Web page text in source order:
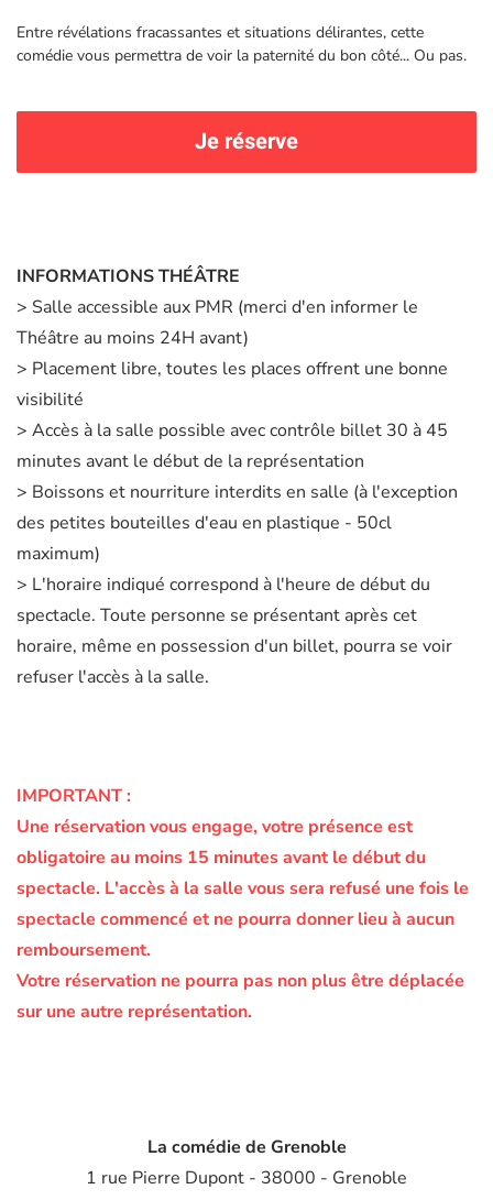
Entre révélations fracassantes et situations délirantes, cette
comédie vous permettra de voir la paternité du bon côté... Ou pas.
Je réserve
INFORMATIONS THÉÂTRE
> Salle accessible aux PMR (merci d'en informer le
Théâtre au moins 24H avant)
> Placement libre, toutes les places offrent une bonne
visibilité
> Accès à la salle possible avec contrôle billet 30 à 45
minutes avant le début de la représentation
> Boissons et nourriture interdits en salle (à l'exception
des petites bouteilles d'eau en plastique - 50cl
maximum)
> L'horaire indiqué correspond à l'heure de début du
spectacle. Toute personne se présentant après cet
horaire, même en possession d'un billet, pourra se voir
refuser l'accès à la salle.
IMPORTANT :
Une réservation vous engage, votre présence est
obligatoire au moins 15 minutes avant le début du
spectacle. L'accès à la salle vous sera refusé une fois le
spectacle commencé et ne pourra donner lieu à aucun
remboursement.
Votre réservation ne pourra pas non plus être déplacée
sur une autre représentation.
La comédie de Grenoble
1 rue Pierre Dupont - 38000 - Grenoble